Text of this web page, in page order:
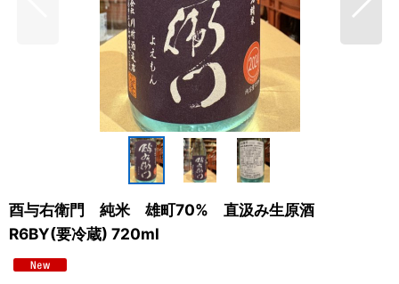
酉与右衛門 純米 雄町70% 直汲み生原酒
R6BY(要冷蔵) 720ml